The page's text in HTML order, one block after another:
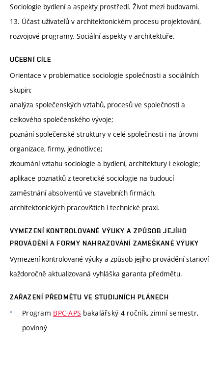
Sociologie bydlení a aspekty prostředí. Život mezi budovami.
13. Účast uživatelů v architektonickém procesu projektování,
rozvojové programy. Sociální aspekty v architektuře.
UČEBNÍ CÍLE
Orientace v problematice sociologie společnosti a sociálních
skupin;
analýza společenských vztahů, procesů ve společnosti a
celkového společenského vývoje;
poznání společenské struktury v celé společnosti i na úrovni
organizace, firmy, jednotlivce;
zkoumání vztahu sociologie a bydlení, architektury i ekologie;
aplikace poznatků z teoretické sociologie na budoucí
zaměstnání absolventů ve stavebních firmách,
architektonických pracovištích i technické praxi.
VYMEZENÍ KONTROLOVANÉ VÝUKY A ZPŮSOB JEJÍHO
PROVÁDĚNÍ A FORMY NAHRAZOVÁNÍ ZAMEŠKANÉ VÝUKY
Vymezení kontrolované výuky a způsob jejího provádění stanoví
každoročně aktualizovaná vyhláška garanta předmětu.
ZAŘAZENÍ PŘEDMĚTU VE STUDIJNÍCH PLÁNECH
Program BPC-APS bakalářský 4 ročník, zimní semestr,
povinný